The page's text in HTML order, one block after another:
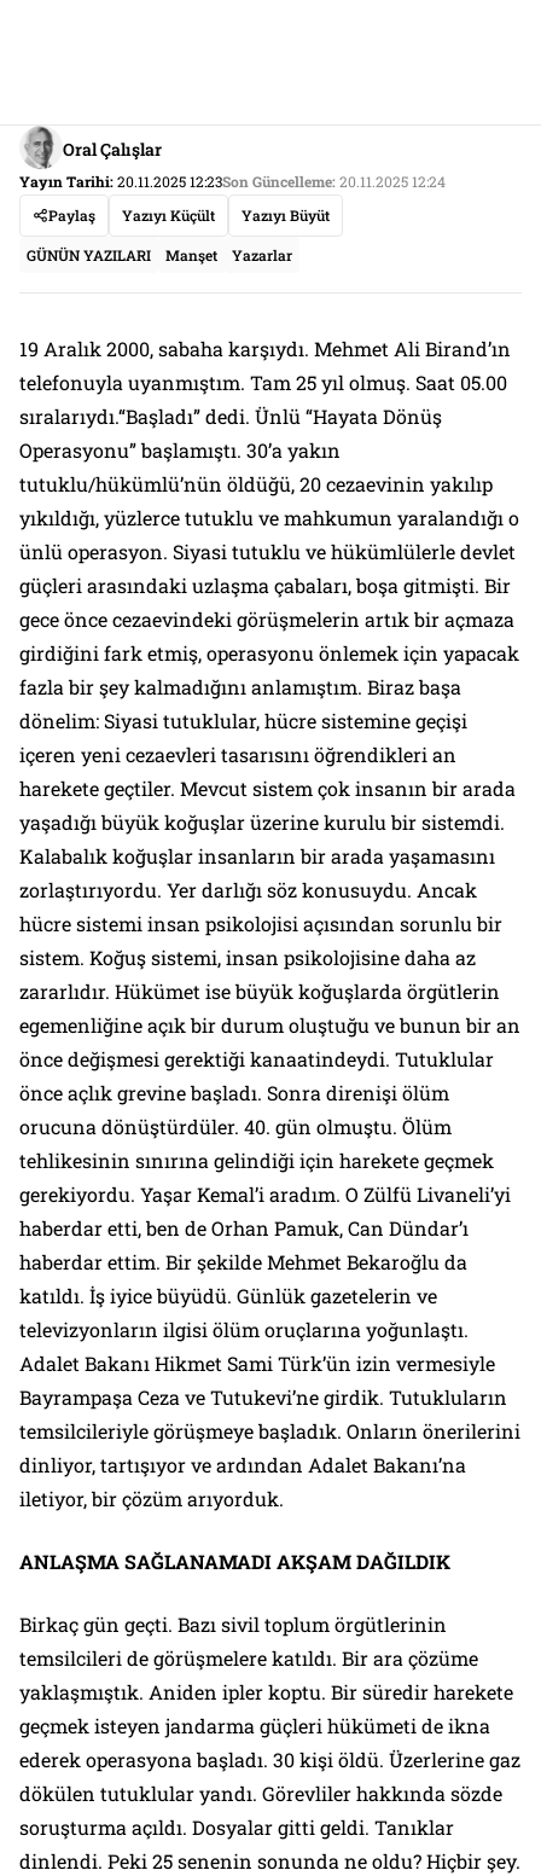
Oral Çalışlar
Yayın Tarihi:20.11.2025 12:23Son Güncelleme:20.11.2025 12:24
Paylaş
Yazıyı Küçült Yazıyı Büyüt
GÜNÜN YAZILARI Manşet Yazarlar
19 Aralık 2000, sabaha karşıydı. Mehmet Ali Birand’ın
telefonuyla uyanmıştım. Tam 25 yıl olmuş. Saat 05.00
sıralarıydı.“Başladı” dedi. Ünlü “Hayata Dönüş
Operasyonu” başlamıştı. 30’a yakın
tutuklu/hükümlü’nün öldüğü, 20 cezaevinin yakılıp
yıkıldığı, yüzlerce tutuklu ve mahkumun yaralandığı o
ünlü operasyon. Siyasi tutuklu ve hükümlülerle devlet
güçleri arasındaki uzlaşma çabaları, boşa gitmişti. Bir
gece önce cezaevindeki görüşmelerin artık bir açmaza
girdiğini fark etmiş, operasyonu önlemek için yapacak
fazla bir şey kalmadığını anlamıştım. Biraz başa
dönelim: Siyasi tutuklular, hücre sistemine geçişi
içeren yeni cezaevleri tasarısını öğrendikleri an
harekete geçtiler. Mevcut sistem çok insanın bir arada
yaşadığı büyük koğuşlar üzerine kurulu bir sistemdi.
Kalabalık koğuşlar insanların bir arada yaşamasını
zorlaştırıyordu. Yer darlığı söz konusuydu. Ancak
hücre sistemi insan psikolojisi açısından sorunlu bir
sistem. Koğuş sistemi, insan psikolojisine daha az
zararlıdır. Hükümet ise büyük koğuşlarda örgütlerin
egemenliğine açık bir durum oluştuğu ve bunun bir an
önce değişmesi gerektiği kanaatindeydi. Tutuklular
önce açlık grevine başladı. Sonra direnişi ölüm
orucuna dönüştürdüler. 40. gün olmuştu. Ölüm
tehlikesinin sınırına gelindiği için harekete geçmek
gerekiyordu. Yaşar Kemal’i aradım. O Zülfü Livaneli’yi
haberdar etti, ben de Orhan Pamuk, Can Dündar’ı
haberdar ettim. Bir şekilde Mehmet Bekaroğlu da
katıldı. İş iyice büyüdü. Günlük gazetelerin ve
televizyonların ilgisi ölüm oruçlarına yoğunlaştı.
Adalet Bakanı Hikmet Sami Türk’ün izin vermesiyle
Bayrampaşa Ceza ve Tutukevi’ne girdik. Tutukluların
temsilcileriyle görüşmeye başladık. Onların önerilerini
dinliyor, tartışıyor ve ardından Adalet Bakanı’na
iletiyor, bir çözüm arıyorduk.
ANLAŞMA SAĞLANAMADI AKŞAM DAĞILDIK
Birkaç gün geçti. Bazı sivil toplum örgütlerinin
temsilcileri de görüşmelere katıldı. Bir ara çözüme
yaklaşmıştık. Aniden ipler koptu. Bir süredir harekete
geçmek isteyen jandarma güçleri hükümeti de ikna
ederek operasyona başladı. 30 kişi öldü. Üzerlerine gaz
dökülen tutuklular yandı. Görevliler hakkında sözde
soruşturma açıldı. Dosyalar gitti geldi. Tanıklar
dinlendi. Peki 25 senenin sonunda ne oldu? Hiçbir şey.